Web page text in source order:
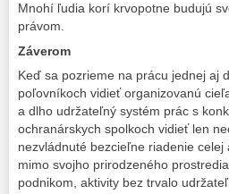
Mnohí ľudia korí krvopotne budujú
právom.
Záverom
Keď sa pozrieme na prácu jednej aj
poľovníkoch vidieť organizovanú
a dlho udržateľný systém prác s
ochranárskych spolkoch vidieť len
nezvládnuté bezcieľne riadenie
mimo svojho prirodzeného
podnikom, aktivity bez trvalo